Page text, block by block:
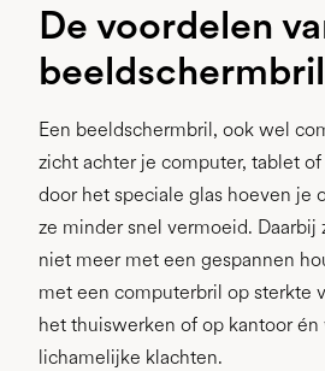
De voordelen
Een beeldschermbril, ook wel
zicht achter je computer, tablet
door het speciale glas hoeven je
ze minder snel vermoeid.
niet meer met een gespannen
met een computerbril op sterkte
het thuiswerken of op kantoor
lichamelijke klachten.